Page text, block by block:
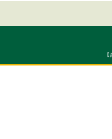
【